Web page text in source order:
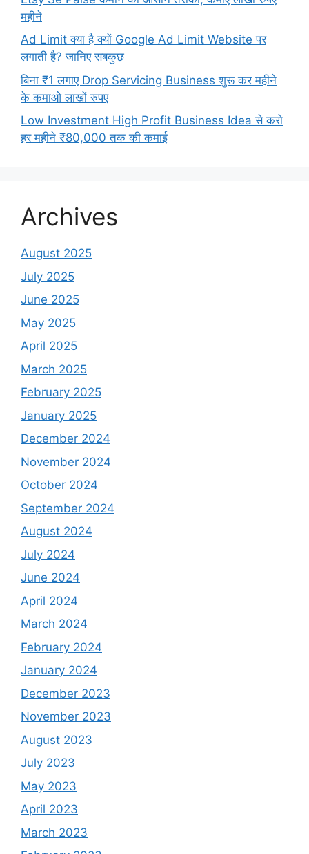
महीने
Ad Limit क्या है क्यों Google Ad Limit Website पर
लगाती है? जानिए सबकुछ
बिना ₹1 लगाए Drop Servicing Business शुरू कर महीने
के कमाओ लाखों रुपए
Low Investment High Profit Business Idea से करो
हर महीने ₹80,000 तक की कमाई
Archives
August 2025
July 2025
June 2025
May 2025
April 2025
March 2025
February 2025
January 2025
December 2024
November 2024
October 2024
September 2024
August 2024
July 2024
June 2024
April 2024
March 2024
February 2024
January 2024
December 2023
November 2023
August 2023
July 2023
May 2023
April 2023
March 2023